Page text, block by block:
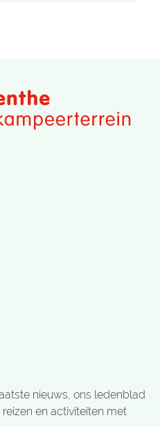
nieuws, ons ledenblad
en activiteiten met